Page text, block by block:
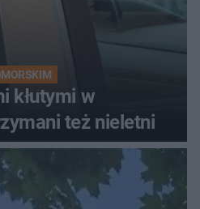
kłutymi w
też nieletni